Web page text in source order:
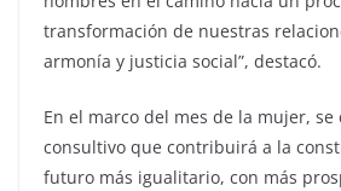
transformación de nuestras
armonía y justicia social”, destacó.
En el marco del mes de la mujer, se
consultivo que contribuirá a la
futuro más igualitario, con más